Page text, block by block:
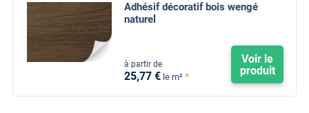
Adhésif décoratif bois wengé
naturel
à partir de
25,77 € le m² *
Voir le
produit